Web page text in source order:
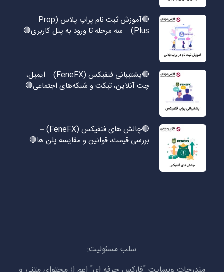
🔴آموزش ثبت نام پراپ پلاس (Prop
Plus) – سه مرحله تا ورود به پنل کاربری🔴
🔴پشتیبانی فنفیکس (FeneFX) – ایمیل،
چت آنلاین، تیکت و شبکه‌های اجتماعی🔴
🔴چالش های فنفیکس (FeneFX) –
بررسی قیمت، قوانین و مقایسه پلن ها🔴
سلب مسئولیت: